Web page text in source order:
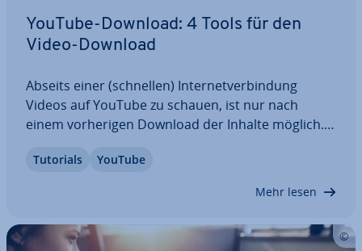
YouTube-Download: 4 Tools für den
Video-Download
Abseits einer (schnellen) In­ter­net­ver­bin­dung
Videos auf YouTube zu schauen, ist nur nach
einem vor­he­ri­gen Download der Inhalte möglich.
ist das Her­un­ter­la­den in ver­schie­de­nen Formaten
Tutorials YouTube
Mehr lesen